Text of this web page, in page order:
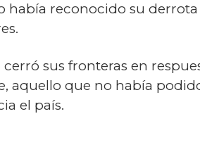
había reconocido su derrota
sus fronteras en
aquello que no había
el país.